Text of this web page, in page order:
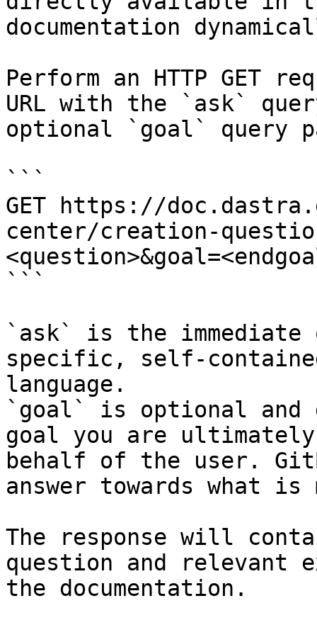
documentation
Perform an HTTP GET
URL with the `ask`
optional `goal` query
```
GET https://
center/creation-
```
`ask` is the
specific, self-
language.
`goal` is optional and
goal you are
behalf of the user.
answer towards what
The response will
question and relevant
the documentation.